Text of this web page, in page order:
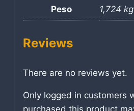
Peso 1,724 kg
Reviews
There are no reviews yet.
Only logged in customers